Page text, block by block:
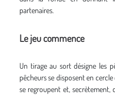
partenaires.
Le jeu commence
Un tirage au sort désigne les
pêcheurs se disposent en
se regroupent et, secrètement,